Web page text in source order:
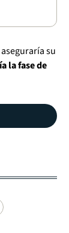
su
la fase de